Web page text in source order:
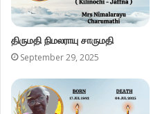
திருமதி நிமலராயு சாருமதி
September 29, 2025